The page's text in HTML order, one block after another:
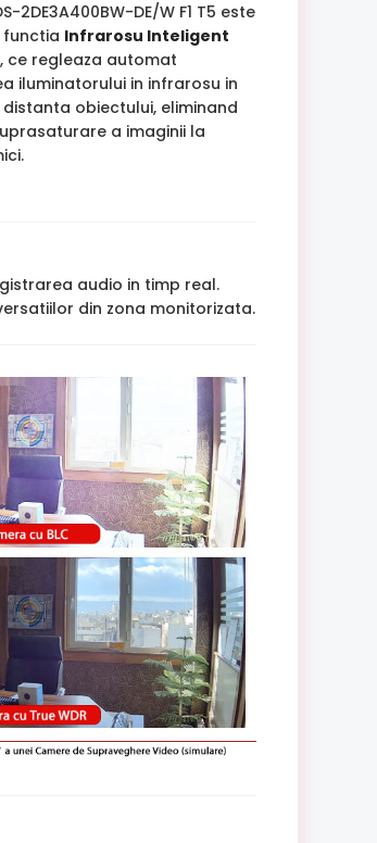
2DE3A400BW-DE/W F1 T5 este
Infrarosu Inteligent
ce regleaza automat
iluminatorului in infrarosu in
obiectului, eliminand
a imaginii la
audio in timp real.
din zona monitorizata.